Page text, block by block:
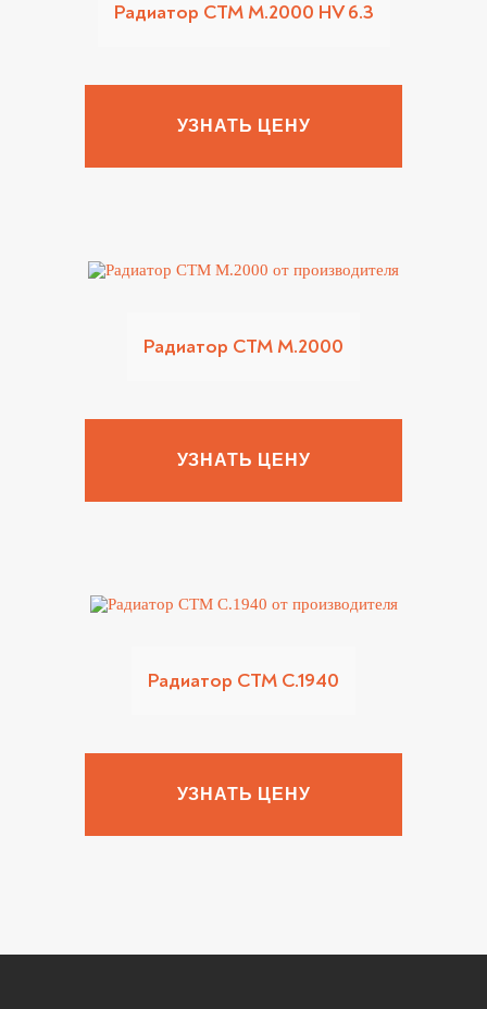
Радиатор CTM M.2000 HV 6.3
УЗНАТЬ ЦЕНУ
Радиатор CTM M.2000
УЗНАТЬ ЦЕНУ
Радиатор CTM C.1940
УЗНАТЬ ЦЕНУ